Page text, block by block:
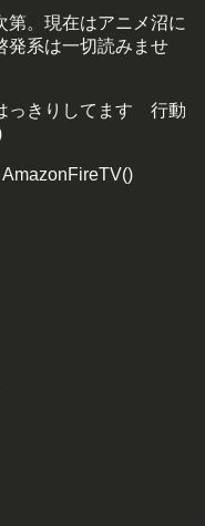
第。現在はアニメ沼に
発系は一切読みませ
きりしてます 行動